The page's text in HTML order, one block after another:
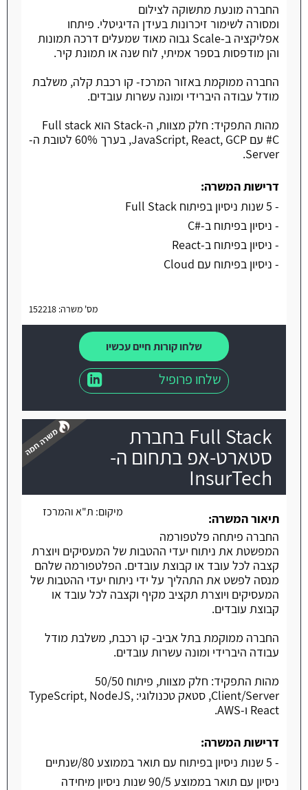
החברה מונעת מתשוקה לצילום
ומסורה לשימור זיכרונות בעידן הדיגיטלי. פיתחו
אפליקציה ב-Scale גבוה מאוד שמעלים דרכה תמונות
והן מודפסות בספר אמיתי, לוח שנה או תמונת קיר.
החברה ממוקמת באזור המרכז- קו רכבת קלה, משלבת
מודל עבודה היברידי ומונה עשרות עובדים.
מהות התפקיד: חלק מצוות, ה-Stack הוא Full stack
C# עם JavaScript, React, GCP, בערך 60% לטובת ה-
Server.
דרישות המשרה:
- 5 שנות ניסיון בפיתוח Full Stack
- ניסיון בפיתוח ב-#C
- ניסיון בפיתוח ב-React
- ניסיון בפיתוח עם Cloud
מס' משרה: 152218
שלחו קורות חיים עכשיו
שלחו פרופיל
Full Stack בחברת
סטארט-אפ בתחום ה-
InsurTech
משרה חמה
מיקום: ת"א והמרכז
תיאור המשרה:
החברה פיתחה פלטפורמה
המפשטת את ניתוח יעדי ההטבות של המעסיקים ויוצרת
קצבה לכל עובד או קבוצת עובדים. הפלטפורמה שלהם
מנסה לפשט את התהליך על ידי ניתוח יעדי ההטבות של
המעסיקים ויוצרת תקציב מקיף וקצבה לכל עובד או
קבוצת עובדים.
החברה ממוקמת בתל אביב- קו רכבת, משלבת מודל
עבודה היברידי ומונה עשרות עובדים.
מהות התפקיד: חלק מצוות, פיתוח 50/50
Client/Server, סטאק טכנולוגי: TypeScript, NodeJS,
React ו-AWS.
דרישות המשרה:
- 5 שנות ניסיון בפיתוח עם תואר בממוצע 80/שנתיים
ניסיון עם תואר בממוצע 90/5 שנות ניסיון מיחידה